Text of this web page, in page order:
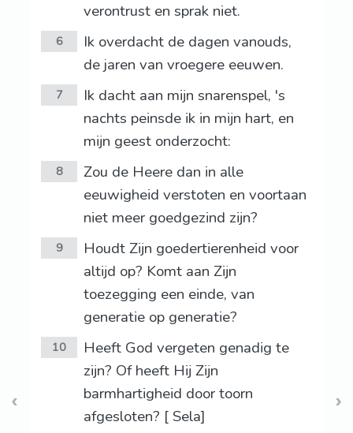
verontrust en sprak niet.
6
Ik overdacht de dagen vanouds,
de jaren van vroegere eeuwen.
7
Ik dacht aan mijn snarenspel, 's
nachts peinsde ik in mijn hart, en
mijn geest onderzocht:
8
Zou de Heere dan in alle
eeuwigheid verstoten en voortaan
niet meer goedgezind zijn?
9
Houdt Zijn goedertierenheid voor
altijd op? Komt aan Zijn
toezegging een einde, van
generatie op generatie?
10
Heeft God vergeten genadig te
zijn? Of heeft Hij Zijn
barmhartigheid door toorn
afgesloten? [ Sela]